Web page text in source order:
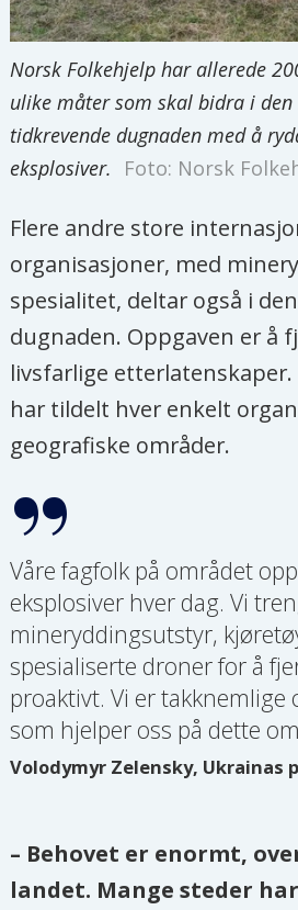
Norsk Folkehjelp har allerede
ulike måter som skal bidra i
tidkrevende dugnaden med å
eksplosiver.
Foto: Norsk
Flere andre store
organisasjoner, med
spesialitet, deltar også i
dugnaden. Oppgaven er å
livsfarlige
har tildelt hver enkelt
geografiske områder.
Våre fagfolk på området
eksplosiver hver dag. Vi
mineryddingsutstyr,
spesialiserte droner for å
proaktivt. Vi er takknemlige
som hjelper oss på dette
Volodymyr Zelensky, Ukrainas
– Behovet er enormt,
landet. Mange steder